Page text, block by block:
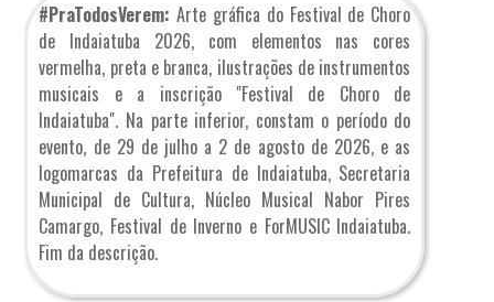
#PraTodosVerem:Arte gráfica do Festival de Choro
de Indaiatuba 2026, com elementos nas cores
vermelha, preta e branca, ilustrações de instrumentos
musicais e a inscrição "Festival de Choro de
Indaiatuba". Na parte inferior, constam o período do
evento, de 29 de julho a 2 de agosto de 2026, e as
logomarcas da Prefeitura de Indaiatuba, Secretaria
Municipal de Cultura, Núcleo Musical Nabor Pires
Camargo, Festival de Inverno e ForMUSIC Indaiatuba.
Fim da descrição.